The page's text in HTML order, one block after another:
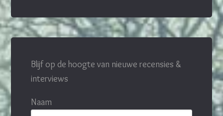
Blijf op de hoogte van nieuwe recensies &
interviews
Naam